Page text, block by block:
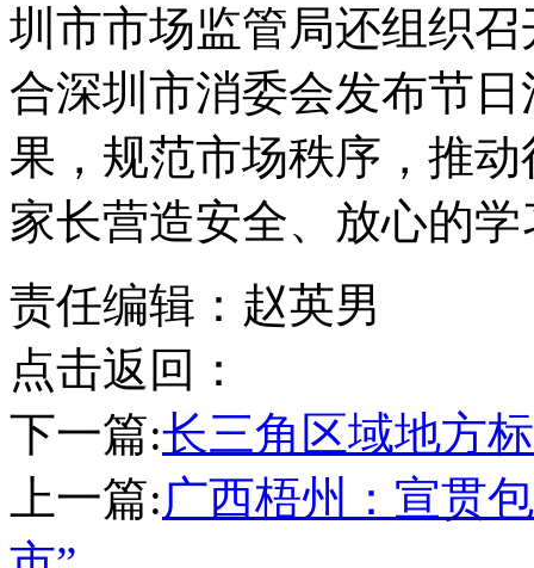
圳市市场监管局还组织
合深圳市消委会发布节
果，规范市场秩序，推
家长营造安全、放心的
责任编辑：赵英男
点击返回：
下一篇:长三角区域地方
上一篇:广西梧州：宣贯